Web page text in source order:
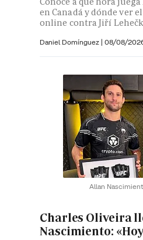
en Canadá y dónde ver
online contra Jiří
Daniel Domínguez | 08/08/
Allan
Charles Oliveira
Nascimiento: